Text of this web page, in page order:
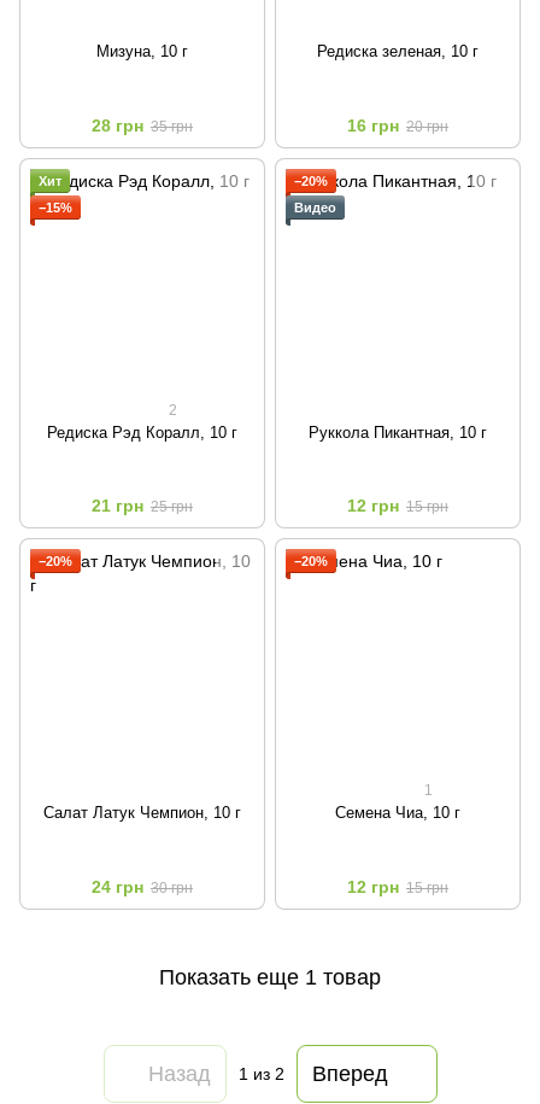
Мизуна, 10 г
28 грн 35 грн
Редиска зеленая, 10 г
16 грн 20 грн
Хит
−15%
2
Редиска Рэд Коралл, 10 г
21 грн 25 грн
−20%
Видео
Руккола Пикантная, 10 г
12 грн 15 грн
−20%
Салат Латук Чемпион, 10 г
24 грн 30 грн
−20%
1
Семена Чиа, 10 г
12 грн 15 грн
Показать еще 1 товар
Назад 1 из 2 Вперед